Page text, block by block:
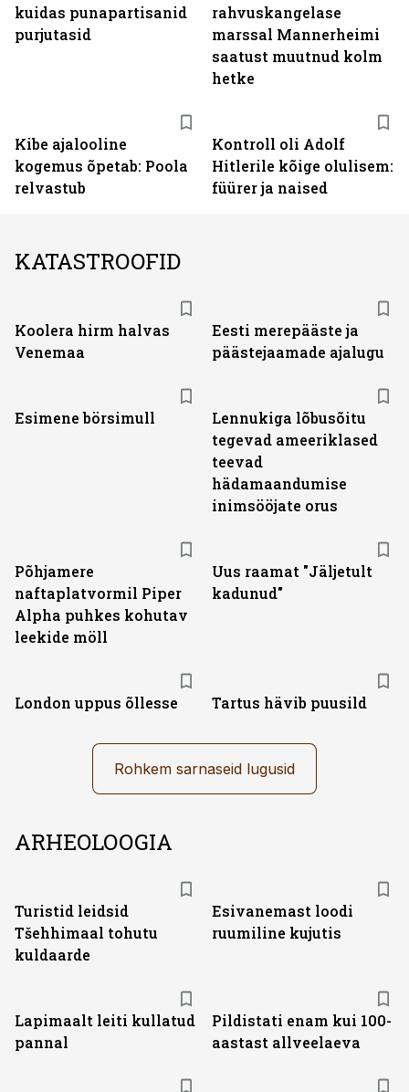
kuidas punapartisanid
purjutasid
rahvuskangelase
marssal Mannerheimi
saatust muutnud kolm
hetke
Kibe ajalooline
kogemus õpetab: Poola
relvastub
Kontroll oli Adolf
Hitlerile kõige olulisem:
füürer ja naised
KATASTROOFID
Koolera hirm halvas
Venemaa
Eesti merepääste ja
päästejaamade ajalugu
Esimene börsimull
Lennukiga lõbusõitu
tegevad ameeriklased
teevad
hädamaandumise
inimsööjate orus
Põhjamere
naftaplatvormil Piper
Alpha puhkes kohutav
leekide möll
Uus raamat "Jäljetult
kadunud"
London uppus õllesse Tartus hävib puusild
Rohkem sarnaseid lugusid
ARHEOLOOGIA
Turistid leidsid
Tšehhimaal tohutu
kuldaarde
Esivanemast loodi
ruumiline kujutis
Lapimaalt leiti kullatud
pannal
Pildistati enam kui 100-
aastast allveelaeva